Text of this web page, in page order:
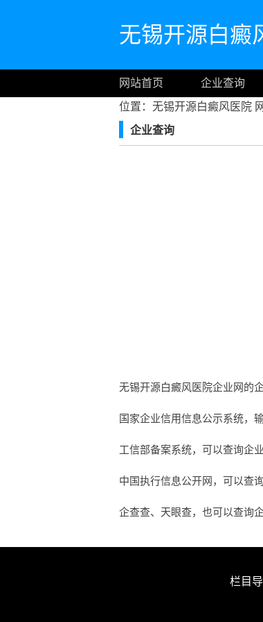
无锡开源白癜
网站首页 企业查询
位置：无锡开源白癜风医院
企业查询
无锡开源白癜风医院企业网的
国家企业信用信息公示系统，
工信部备案系统，可以查询企
中国执行信息公开网，可以查
企查查、天眼查，也可以查询企
栏目